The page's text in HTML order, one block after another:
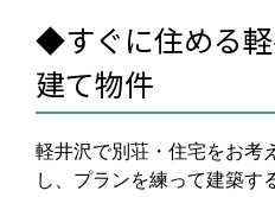
◆すぐに住める
建て物件
軽井沢で別荘・住宅をお考
し、プランを練って建築す